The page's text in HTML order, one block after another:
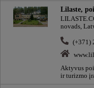
Lilaste,
novads,
(+371)
Aktyvus
ir turizmo